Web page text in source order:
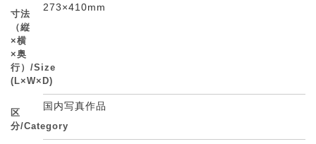
寸法
（縦
×横
×奥
行）/Size
(L×W×D)
273×410mm
区
分/Category
国内写真作品